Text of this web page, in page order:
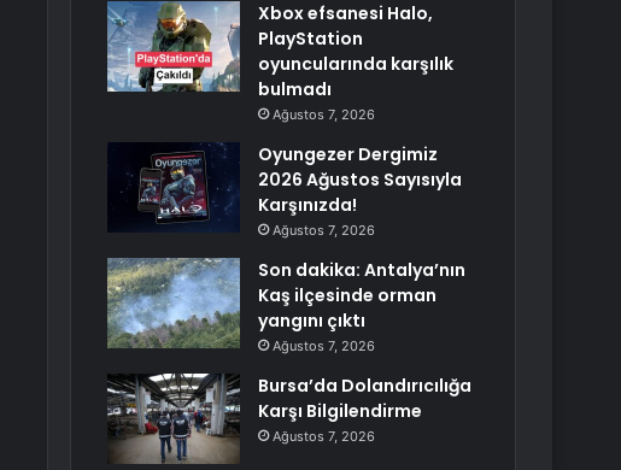
Xbox efsanesi Halo,
PlayStation
oyuncularında karşılık
bulmadı
Ağustos 7, 2026
Oyungezer Dergimiz
2026 Ağustos Sayısıyla
Karşınızda!
Ağustos 7, 2026
Son dakika: Antalya’nın
Kaş ilçesinde orman
yangını çıktı
Ağustos 7, 2026
Bursa’da Dolandırıcılığa
Karşı Bilgilendirme
Ağustos 7, 2026